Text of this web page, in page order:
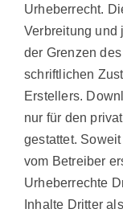
Urheberrecht.
Verbreitung und
der Grenzen
schriftlichen
Erstellers.
nur für den
gestattet.
vom Betreiber
Urheberrechte
Inhalte Dritter